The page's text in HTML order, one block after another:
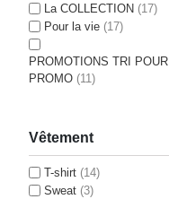
La COLLECTION (17)
Pour la vie (17)
PROMOTIONS TRI POUR
PROMO (11)
Vêtement
T-shirt (14)
Sweat (3)